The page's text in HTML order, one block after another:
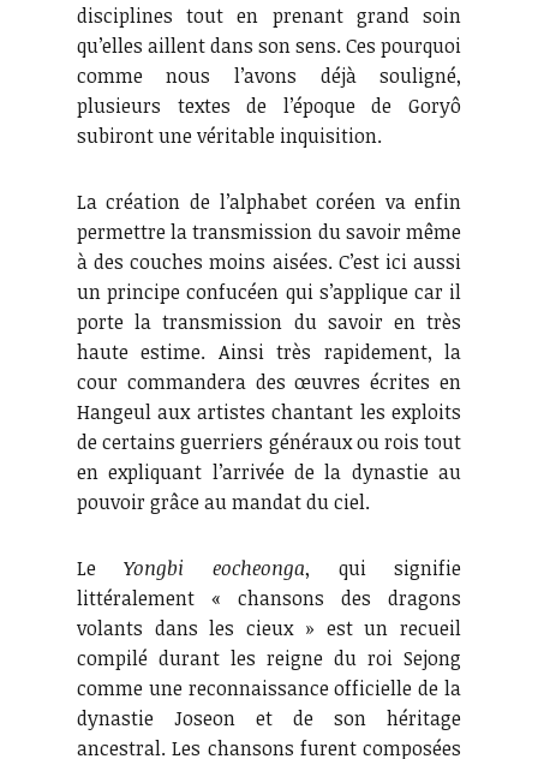
disciplines tout en prenant grand soin
qu’elles aillent dans son sens. Ces pourquoi
comme nous l’avons déjà souligné,
plusieurs textes de l’époque de Goryô
subiront une véritable inquisition.
La création de l’alphabet coréen va enfin
permettre la transmission du savoir même
à des couches moins aisées. C’est ici aussi
un principe confucéen qui s’applique car il
porte la transmission du savoir en très
haute estime. Ainsi très rapidement, la
cour commandera des œuvres écrites en
Hangeul aux artistes chantant les exploits
de certains guerriers généraux ou rois tout
en expliquant l’arrivée de la dynastie au
pouvoir grâce au mandat du ciel.
LeYongbi eocheonga, qui signifie
littéralement « chansons des dragons
volants dans les cieux » est un recueil
compilé durant les reigne du roi Sejong
comme une reconnaissance officielle de la
dynastie Joseon et de son héritage
ancestral. Les chansons furent composées